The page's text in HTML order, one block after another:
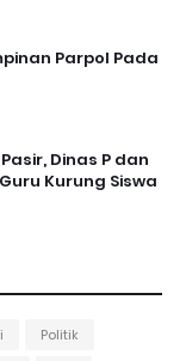
Parpol Pada
Dinas P dan
Kurung Siswa
Politik